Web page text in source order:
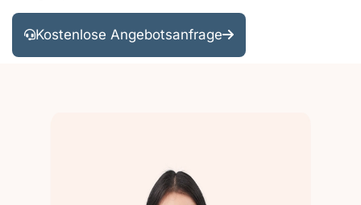
Kostenlose Angebotsanfrage